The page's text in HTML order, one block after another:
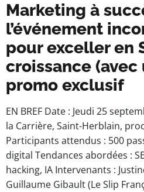
Marketing à
l’événement
pour exceller en
croissance (avec
promo exclusif
EN BREF Date : Jeudi 25
la Carrière, Saint-Herblain,
Participants attendus : 500
digital Tendances abordées :
hacking, IA Intervenants :
Guillaume Gibault (Le Slip